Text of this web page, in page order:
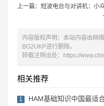
上一篇：短波电台与对讲机：小
内容版权声明：本站内容由网
BG2UKP进行删除。
转载注明出处： https://
相关推荐
1 HAM基础知识中国最适